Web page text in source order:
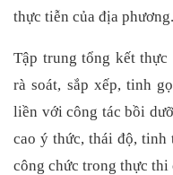
thực tiễn của địa phương.
Tập trung tổng kết
rà soát, sắp xếp, tinh
liền với công tác bồi
cao ý thức, thái độ, tinh
công chức trong thực thi